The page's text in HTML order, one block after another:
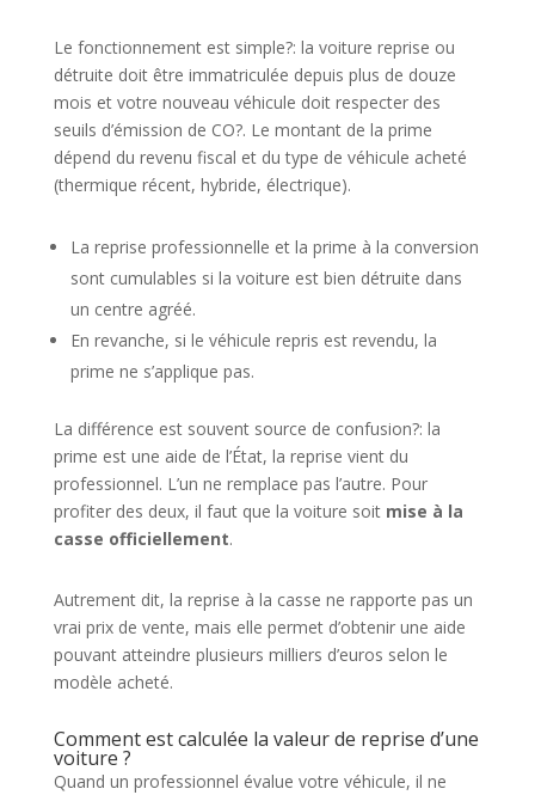
Le fonctionnement est simple?: la voiture reprise ou
détruite doit être immatriculée depuis plus de douze
mois et votre nouveau véhicule doit respecter des
seuils d’émission de CO?. Le montant de la prime
dépend du revenu fiscal et du type de véhicule acheté
(thermique récent, hybride, électrique).
La reprise professionnelle et la prime à la conversion
sont cumulables si la voiture est bien détruite dans
un centre agréé.
En revanche, si le véhicule repris est revendu, la
prime ne s’applique pas.
La différence est souvent source de confusion?: la
prime est une aide de l’État, la reprise vient du
professionnel. L’un ne remplace pas l’autre. Pour
profiter des deux, il faut que la voiture soit mise à la
casse officiellement.
Autrement dit, la reprise à la casse ne rapporte pas un
vrai prix de vente, mais elle permet d’obtenir une aide
pouvant atteindre plusieurs milliers d’euros selon le
modèle acheté.
Comment est calculée la valeur de reprise d’une
voiture ?
Quand un professionnel évalue votre véhicule, il ne